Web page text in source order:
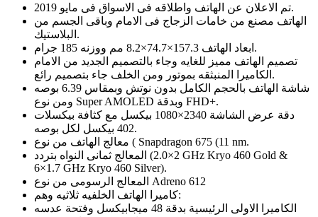
تم الاعلان عن الهاتف واطلاقه فى الاسواق فى مايو 2019.
الهاتف مصنع من خامات الزجاج فى الامام وباقى الجسم من
البلاستيك.
ابعاد الهاتف 157.3×74.7×8.2 مم ووزنه 185 جرام.
تصميم الهاتف مميز للغايه وجاء بالتصميم الجديد من الامام
الكاميرا المنبثقه بموتور ومن الخلف جاء بتصميم رائع.
شاشة الهاتف بالحجم الكامل بدون نوتش وبمقاس 6.39 بوصه
ومن نوع Super AMOLED وبدقة FHD+.
دقة عرض الشاشة 2340×1080 بيكسل مع كثافة بيكسلات
402 بيكسل لكل بوصه.
معالج الهاتف من نوع ( Snapdragon 675 (11 nm.
المعالج ثمانى النواه بتردد (2×2.0 GHz Kryo 460 Gold &
6×1.7 GHz Kryo 460 Silver).
المعالج الرسومى من نوع Adreno 612
كاميرا الهاتف الخلفيه ثلاثيه وهم:
الكاميرا الاولى الرئيسية بدقة 48 ميجابيكسل وفتحة عدسه